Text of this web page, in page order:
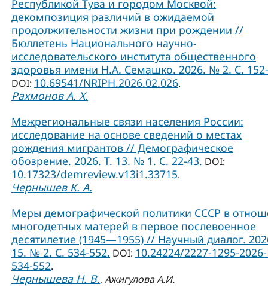
Республикой Тува и городом Москвой:
декомпозиция различий в ожидаемой
продолжительности жизни при рождении //
Бюллетень Национального научно-
исследовательского института общественного
здоровья имени Н.А. Семашко. 2026. № 2. С.
DOI: 10.69541/NRIPH.2026.02.026.
Рахмонов А. Х.
Межрегиональные связи населения России:
исследование на основе сведений о местах
рождения мигрантов // Демографическое
обозрение. 2026. Т. 13. № 1. С. 22-43. DOI:
10.17323/demreview.v13i1.33715.
Чернышев К. А.
Меры демографической политики СССР в
многодетных матерей в первое послевоенное
десятилетие (1945—1955) // Научный диалог.
15. № 2. С. 534-552. DOI: 10.24224/2227-1295-
534-552.
Чернышева Н. В., Ажигулова А.И.